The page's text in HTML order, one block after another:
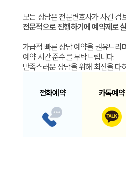
모든 상담은 전문변호사가 사건 검
전문적으로 진행하기에 예약제로
가급적 빠른 상담 예약을 권유드리
예약 시간 준수를 부탁드립니다.
만족스러운 상담을 위해 최선을 다
전화예약 카톡예약